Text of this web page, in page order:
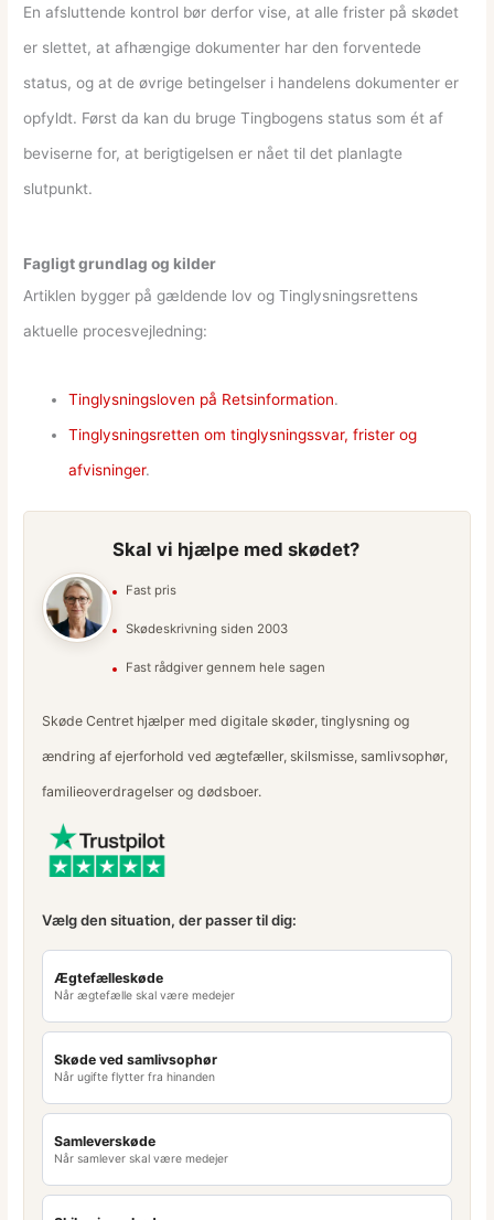
En afsluttende kontrol bør derfor vise, at alle frister på skødet
er slettet, at afhængige dokumenter har den forventede
status, og at de øvrige betingelser i handelens dokumenter er
opfyldt. Først da kan du bruge Tingbogens status som ét af
beviserne for, at berigtigelsen er nået til det planlagte
slutpunkt.
Fagligt grundlag og kilder
Artiklen bygger på gældende lov og Tinglysningsrettens
aktuelle procesvejledning:
Tinglysningsloven på Retsinformation.
Tinglysningsretten om tinglysningssvar, frister og
afvisninger.
Skal vi hjælpe med skødet?
Fast pris
Skødeskrivning siden 2003
Fast rådgiver gennem hele sagen
Skøde Centret hjælper med digitale skøder, tinglysning og
ændring af ejerforhold ved ægtefæller, skilsmisse, samlivsophør,
familieoverdragelser og dødsboer.
Vælg den situation, der passer til dig:
Ægtefælleskøde
Når ægtefælle skal være medejer
Skøde ved samlivsophør
Når ugifte flytter fra hinanden
Samleverskøde
Når samlever skal være medejer